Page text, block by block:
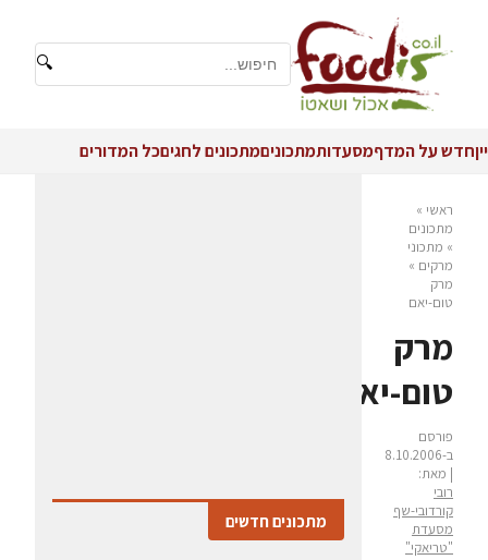
🔍
ייןחדש על המדףמסעדותמתכוניםמתכונים לחגיםכל המדורים
ראשי »
מתכונים
» מתכוני
מרקים »
מרק
טום-יאם
מרק
טום-יאם
פורסם
ב-8.10.2006
| מאת:
רובי
קורדובי-שף
מסעדת
"טריאקי"
מתכונים חדשים